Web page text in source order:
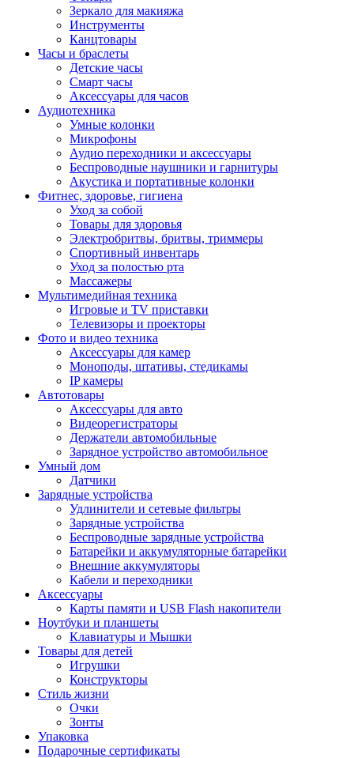
Зеркало для макияжа
Инструменты
Канцтовары
Часы и браслеты
Детские часы
Смарт часы
Аксессуары для часов
Аудиотехника
Умные колонки
Микрофоны
Аудио переходники и аксессуары
Беспроводные наушники и гарнитуры
Акустика и портативные колонки
Фитнес, здоровье, гигиена
Уход за собой
Товары для здоровья
Электробритвы, бритвы, триммеры
Спортивный инвентарь
Уход за полостью рта
Массажеры
Мультимедийная техника
Игровые и TV приставки
Телевизоры и проекторы
Фото и видео техника
Аксессуары для камер
Моноподы, штативы, стедикамы
IP камеры
Автотовары
Аксессуары для авто
Видеорегистраторы
Держатели автомобильные
Зарядное устройство автомобильное
Умный дом
Датчики
Зарядные устройства
Удлинители и сетевые фильтры
Зарядные устройства
Беспроводные зарядные устройства
Батарейки и аккумуляторные батарейки
Внешние аккумуляторы
Кабели и переходники
Аксессуары
Карты памяти и USB Flash накопители
Ноутбуки и планшеты
Клавиатуры и Мышки
Товары для детей
Игрушки
Конструкторы
Стиль жизни
Очки
Зонты
Упаковка
Подарочные сертификаты